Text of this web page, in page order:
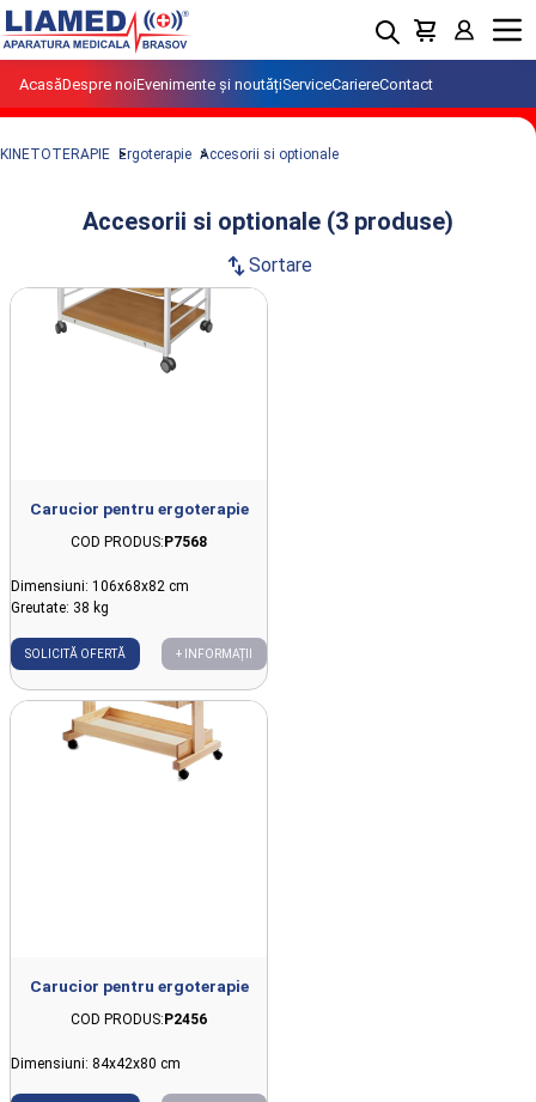
AcasăDespre noiEvenimente și noutățiServiceCariereContact
Menu
KINETOTERAPIE Ergoterapie Accesorii si optionale
Accesorii si optionale (3 produse)
swap_vertSortare
Produse din clasa Accesorii si optionale
importate si distribuite de LIAMED.
Carucior pentru ergoterapie
COD PRODUS: P7568
Dimensiuni: 106x68x82 cm
Greutate: 38 kg
SOLICITĂ OFERTĂ + INFORMAȚII
Carucior pentru ergoterapie
COD PRODUS: P2456
Dimensiuni: 84x42x80 cm